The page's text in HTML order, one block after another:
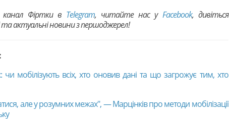
канал Фіртки в Telegram, читайте нас у Facebook, дивіться
та актуальні новини з першоджерел!
чи мобілізують всіх, хто оновив дані та що загрожує тим, хто
але у розумних межах", — Марцінків про методи мобілізації